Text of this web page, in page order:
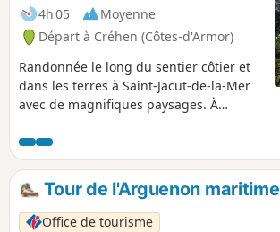
4h 05
Moyenne
Départ à Créhen (Côtes-d'Armor)
Randonnée le long du sentier côtier et
dans les terres à Saint-Jacut-de-la-Mer
avec de magnifiques paysages. À
Chevet avec ses ilots.
Tour de l'Arguenon maritime
Office de tourisme